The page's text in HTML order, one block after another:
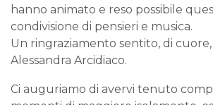
hanno animato e reso possibile
condivisione di pensieri e musica.
Un ringraziamento sentito, di cuore,
Alessandra Arcidiaco.
Ci auguriamo di avervi tenuto